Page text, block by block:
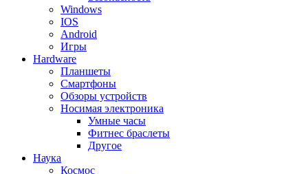
Windows
IOS
Android
Игры
Hardware
Планшеты
Смартфоны
Обзоры устройств
Носимая электроника
Умные часы
Фитнес браслеты
Другое
Наука
Космос